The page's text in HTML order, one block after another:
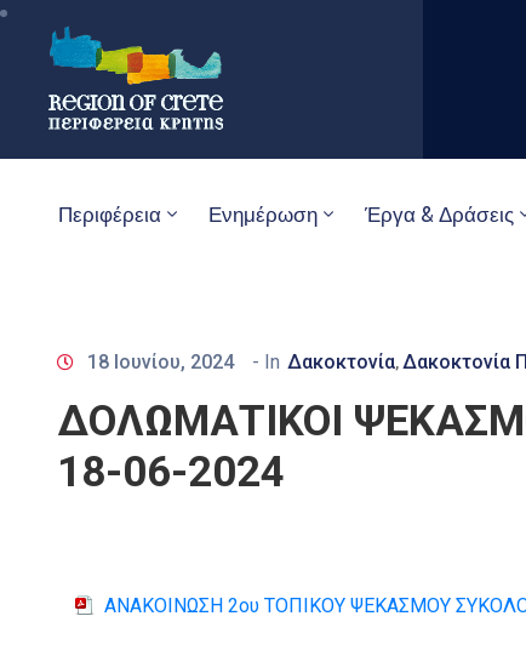
Περιφέρεια Ενημέρωση Έργα & Δράσεις
18 Ιουνίου, 2024 - In Δακοκτονία‚ Δακοκτονία
ΔΟΛΩΜΑΤΙΚΟΙ
18-06-2024
ΑΝΑΚΟΙΝΩΣΗ 2ου ΤΟΠΙΚΟΥ ΨΕΚΑΣΜΟΥ